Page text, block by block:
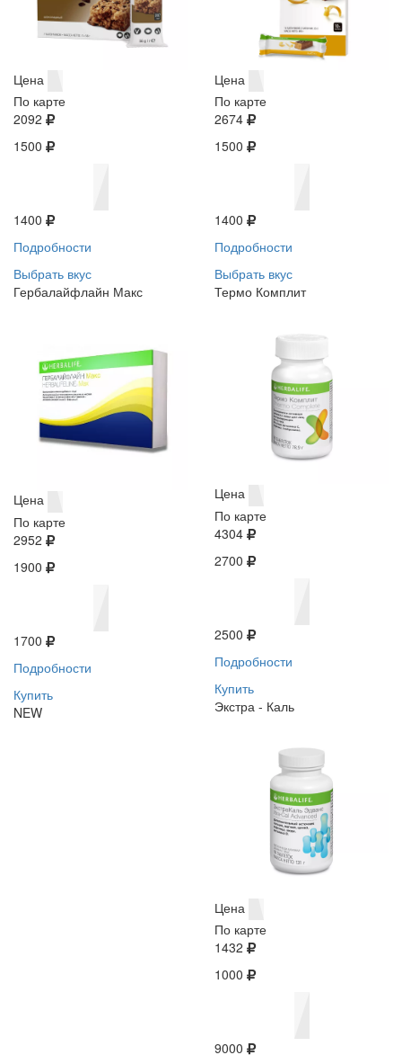
Цена
По карте
2092
1500
1400
Подробности
Выбрать вкус
Цена
По карте
2674
1500
1400
Подробности
Выбрать вкус
Гербалайфлайн Макс
Цена
По карте
2952
1900
1700
Подробности
Купить
NEW
Термо Комплит
Цена
По карте
4304
2700
2500
Подробности
Купить
Экстра - Каль
Цена
По карте
1432
1000
9000